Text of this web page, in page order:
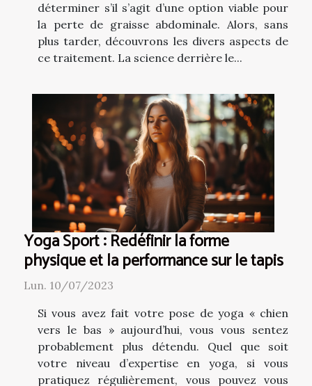
déterminer s’il s’agit d’une option viable pour
la perte de graisse abdominale. Alors, sans
plus tarder, découvrons les divers aspects de
ce traitement. La science derrière le...
Yoga Sport : Redéfinir la forme
physique et la performance sur le tapis
Lun. 10/07/2023
Si vous avez fait votre pose de yoga « chien
vers le bas » aujourd’hui, vous vous sentez
probablement plus détendu. Quel que soit
votre niveau d’expertise en yoga, si vous
pratiquez régulièrement, vous pouvez vous